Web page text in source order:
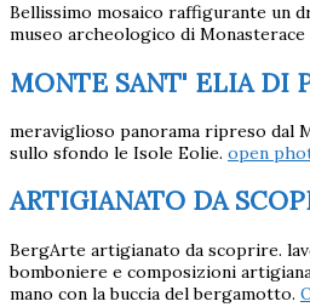
Bellissimo mosaico raffigurante un
museo archeologico di Monasterace
MONTE SANT' ELIA DI
meraviglioso panorama ripreso dal
sullo sfondo le Isole Eolie. open
ARTIGIANATO DA
BergArte artigianato da scoprire.
bomboniere e composizioni
mano con la buccia del bergamotto.